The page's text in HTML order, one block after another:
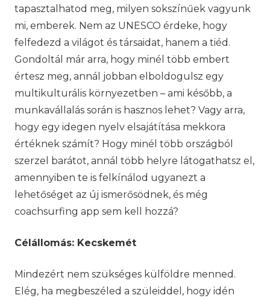
tapasztalhatod meg, milyen sokszínűek vagyunk
mi, emberek. Nem az UNESCO érdeke, hogy
felfedezd a világot és társaidat, hanem a tiéd.
Gondoltál már arra, hogy minél több embert
értesz meg, annál jobban elboldogulsz egy
multikulturális környezetben – ami később, a
munkavállalás során is hasznos lehet? Vagy arra,
hogy egy idegen nyelv elsajátítása mekkora
értéknek számít? Hogy minél több országból
szerzel barátot, annál több helyre látogathatsz el,
amennyiben te is felkínálod ugyanezt a
lehetőséget az új ismerősödnek, és még
coachsurfing app sem kell hozzá?
Célállomás: Kecskemét
Mindezért nem szükséges külföldre menned.
Elég, ha megbeszéled a szüleiddel, hogy idén